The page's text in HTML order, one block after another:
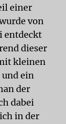
einer
von
entdeckt
dieser
kleinen
ein
der
dabei
in der